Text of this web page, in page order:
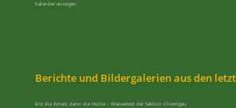
Kalender anzeigen
Berichte und Bildergalerien aus den
Erst die Arbeit, dann die Hoibe – Wassertest der Sektion Chiemgau